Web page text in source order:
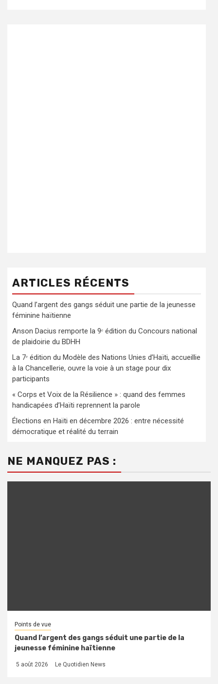
ARTICLES RÉCENTS
Quand l’argent des gangs séduit une partie de la jeunesse
féminine haïtienne
Anson Dacius remporte la 9ᵉ édition du Concours national
de plaidoirie du BDHH
La 7ᵉ édition du Modèle des Nations Unies d’Haïti, accueillie
à la Chancellerie, ouvre la voie à un stage pour dix
participants
« Corps et Voix de la Résilience » : quand des femmes
handicapées d’Haïti reprennent la parole
Élections en Haïti en décembre 2026 : entre nécessité
démocratique et réalité du terrain
NE MANQUEZ PAS :
Points de vue
Quand l’argent des gangs séduit une partie de la
jeunesse féminine haïtienne
5 août 2026 Le Quotidien News